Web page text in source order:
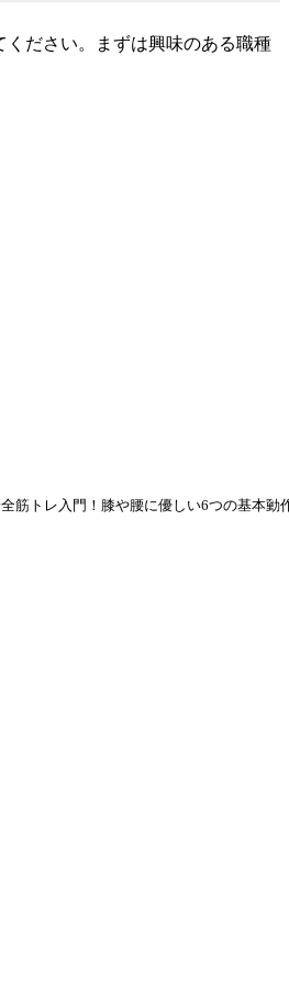
ださい。まずは興味のある職種
筋トレ入門！膝や腰に優しい6つの基本動